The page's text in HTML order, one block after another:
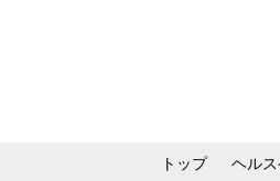
トップ ヘル